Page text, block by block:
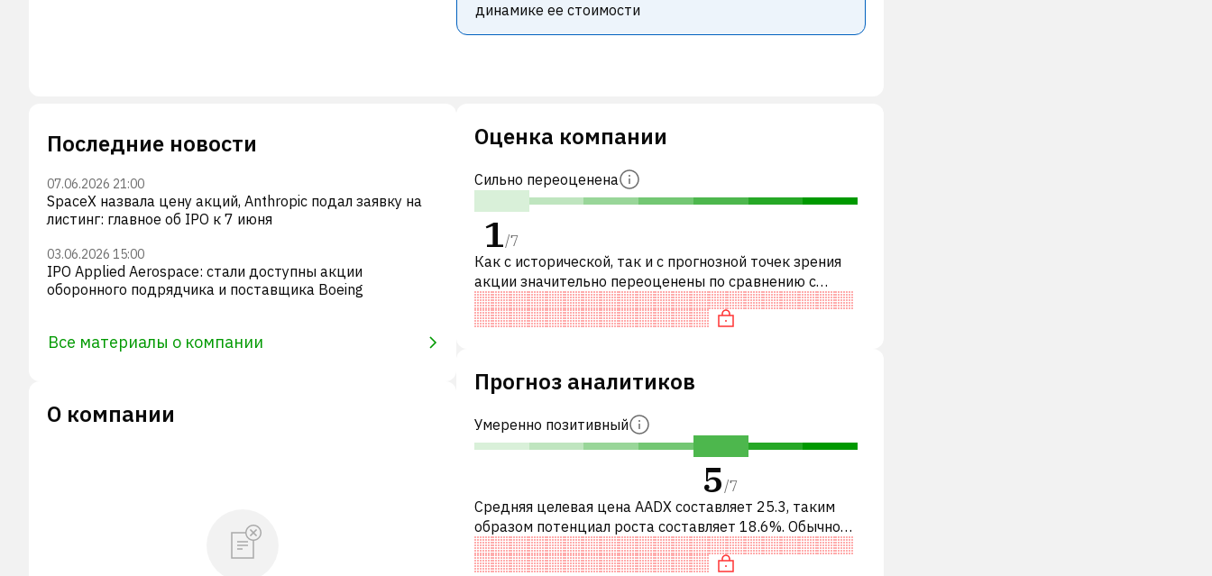
динамике ее стоимости
Последние новости
07.06.2026 21:00
SpaceX назвала цену акций, Anthropic подал заявку на
листинг: главное об IPO к 7 июня
03.06.2026 15:00
IPO Applied Aerospace: стали доступны акции
оборонного подрядчика и поставщика Boeing
Все материалы о компании
О компании
Оценка компании
Сильно переоценена
1/7
Как с исторической, так и с прогнозной точек зрения
акции значительно переоценены по сравнению с
аналогичными акциями. В частности, акция компании
переоценена по P/E и «д
Прогноз аналитиков
Умеренно позитивный
5/7
Средняя целевая цена AADX составляет 25.3, таким
образом потенциал роста составляет 18.6%. Обычно
это означает рекомендацию «ПОКУПАТЬ» среди
инвестиционных компаний или р